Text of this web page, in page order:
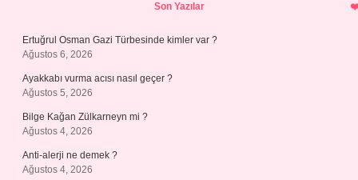
Son Yazılar
Ertuğrul Osman Gazi Türbesinde kimler var ?
Ağustos 6, 2026
Ayakkabı vurma acısı nasıl geçer ?
Ağustos 5, 2026
Bilge Kağan Zülkarneyn mi ?
Ağustos 4, 2026
Anti-alerji ne demek ?
Ağustos 4, 2026